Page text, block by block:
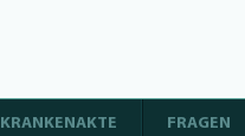
KRANKENAKTE FRAGEN